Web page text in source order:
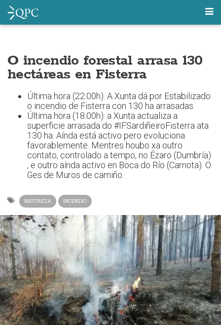
O incendio forestal arrasa 130
hectáreas en Fisterra
Última hora (22.00h): A Xunta dá por Estabilizado
o incendio de Fisterra con 130 ha arrasadas.
Última hora (18.00h): a Xunta actualiza a
superficie arrasada do #IFSardiñeiroFisterra ata
130 ha. Aínda está activo pero evoluciona
favorablemente. Mentres houbo xa outro
contato, controlado a tempo, no Ézaro (Dumbría)
, e outro aínda activo en Boca do Río (Carnota). O
Ges de Muros de camiño.
NATUREZA INCENDIO